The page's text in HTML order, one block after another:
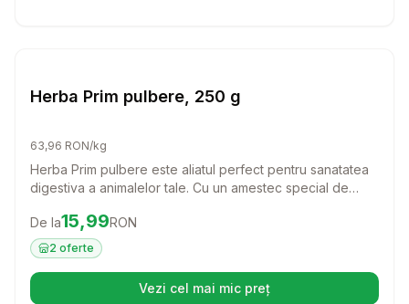
Herba Prim pulbere, 250 g
63,96 RON/kg
Herba Prim pulbere este aliatul perfect pentru sanatatea
digestiva a animalelor tale. Cu un amestec special de
mucoasei intestinale, oferind un suport esential in cazul
afectiunilor digestive.
Preț:15.99 RON
De la15,99RON
2 oferte
Vezi cel mai mic preț(se deschide într-o filă nouă)